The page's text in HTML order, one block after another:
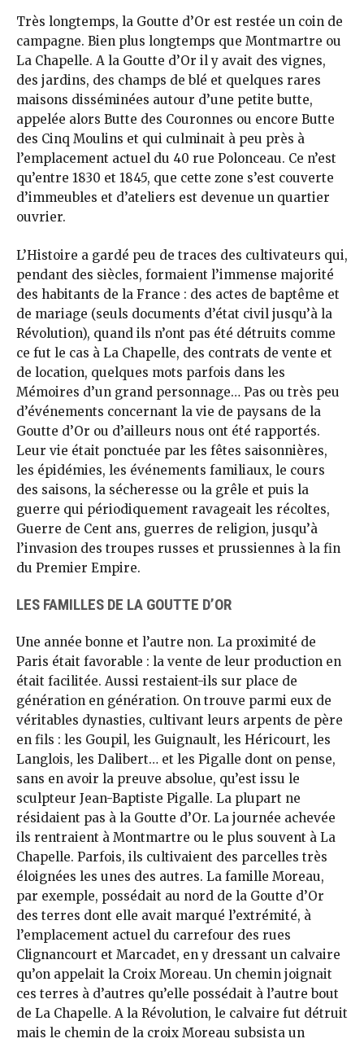
Très longtemps, la Goutte d’Or est restée un coin de
campagne. Bien plus longtemps que Montmartre ou
La Chapelle. A la Goutte d’Or il y avait des vignes,
des jardins, des champs de blé et quelques rares
maisons disséminées autour d’une petite butte,
appelée alors Butte des Couronnes ou encore Butte
des Cinq Moulins et qui culminait à peu près à
l’emplacement actuel du 40 rue Polonceau. Ce n’est
qu’entre 1830 et 1845, que cette zone s’est couverte
d’immeubles et d’ateliers est devenue un quartier
ouvrier.
L’Histoire a gardé peu de traces des cultivateurs qui,
pendant des siècles, formaient l’immense majorité
des habitants de la France : des actes de baptême et
de mariage (seuls documents d’état civil jusqu’à la
Révolution), quand ils n’ont pas été détruits comme
ce fut le cas à La Chapelle, des contrats de vente et
de location, quelques mots parfois dans les
Mémoires d’un grand personnage… Pas ou très peu
d’événements concernant la vie de paysans de la
Goutte d’Or ou d’ailleurs nous ont été rapportés.
Leur vie était ponctuée par les fêtes saisonnières,
les épidémies, les événements familiaux, le cours
des saisons, la sécheresse ou la grêle et puis la
guerre qui périodiquement ravageait les récoltes,
Guerre de Cent ans, guerres de religion, jusqu’à
l’invasion des troupes russes et prussiennes à la fin
du Premier Empire.
LES FAMILLES DE LA GOUTTE D’OR
Une année bonne et l’autre non. La proximité de
Paris était favorable : la vente de leur production en
était facilitée. Aussi restaient-ils sur place de
génération en génération. On trouve parmi eux de
véritables dynasties, cultivant leurs arpents de père
en fils : les Goupil, les Guignault, les Héricourt, les
Langlois, les Dalibert… et les Pigalle dont on pense,
sans en avoir la preuve absolue, qu’est issu le
sculpteur Jean-Baptiste Pigalle. La plupart ne
résidaient pas à la Goutte d’Or. La journée achevée
ils rentraient à Montmartre ou le plus souvent à La
Chapelle. Parfois, ils cultivaient des parcelles très
éloignées les unes des autres. La famille Moreau,
par exemple, possédait au nord de la Goutte d’Or
des terres dont elle avait marqué l’extrémité, à
l’emplacement actuel du carrefour des rues
Clignancourt et Marcadet, en y dressant un calvaire
qu’on appelait la Croix Moreau. Un chemin joignait
ces terres à d’autres qu’elle possédait à l’autre bout
de La Chapelle. A la Révolution, le calvaire fut détruit
mais le chemin de la croix Moreau subsista un